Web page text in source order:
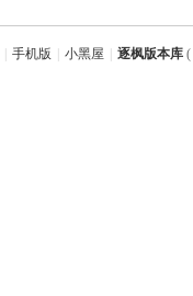
手机版 小黑屋 逐枫版本库(